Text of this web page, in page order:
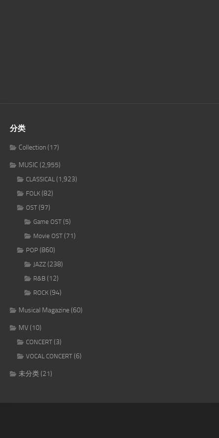
分类
Collection(17)
MUSIC (2,955)
CLASSICAL (1,923)
FOLK (82)
OST (97)
Game OST (5)
Movie OST (71)
POP (860)
JAZZ (238)
R&B (12)
ROCK (94)
Musical Magazine(60)
MV(10)
CONCERT (3)
VOCAL CONCERT (6)
未分类(21)